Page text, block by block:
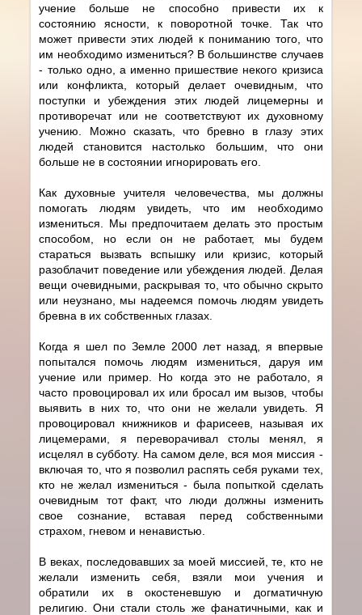
учение больше не способно привести их к
состоянию ясности, к поворотной точке. Так что
может привести этих людей к пониманию того, что
им необходимо измениться? В большинстве случаев
- только одно, а именно пришествие некого кризиса
или конфликта, который делает очевидным, что
поступки и убеждения этих людей лицемерны и
противоречат или не соответствуют их духовному
учению. Можно сказать, что бревно в глазу этих
людей становится настолько большим, что они
больше не в состоянии игнорировать его.
Как духовные учителя человечества, мы должны
помогать людям увидеть, что им необходимо
измениться. Мы предпочитаем делать это простым
способом, но если он не работает, мы будем
стараться вызвать вспышку или кризис, который
разоблачит поведение или убеждения людей. Делая
вещи очевидными, раскрывая то, что обычно скрыто
или неузнано, мы надеемся помочь людям увидеть
бревна в их собственных глазах.
Когда я шел по Земле 2000 лет назад, я впервые
попытался помочь людям измениться, даруя им
учение или пример. Но когда это не работало, я
часто провоцировал их или бросал им вызов, чтобы
выявить в них то, что они не желали увидеть. Я
провоцировал книжников и фарисеев, называя их
лицемерами, я переворачивал столы менял, я
исцелял в субботу. На самом деле, вся моя миссия -
включая то, что я позволил распять себя руками тех,
кто не желал измениться - была попыткой сделать
очевидным тот факт, что люди должны изменить
свое сознание, вставая перед собственными
страхом, гневом и ненавистью.
В веках, последовавших за моей миссией, те, кто не
желали изменить себя, взяли мои учения и
обратили их в окостеневшую и догматичную
религию. Они стали столь же фанатичными, как и